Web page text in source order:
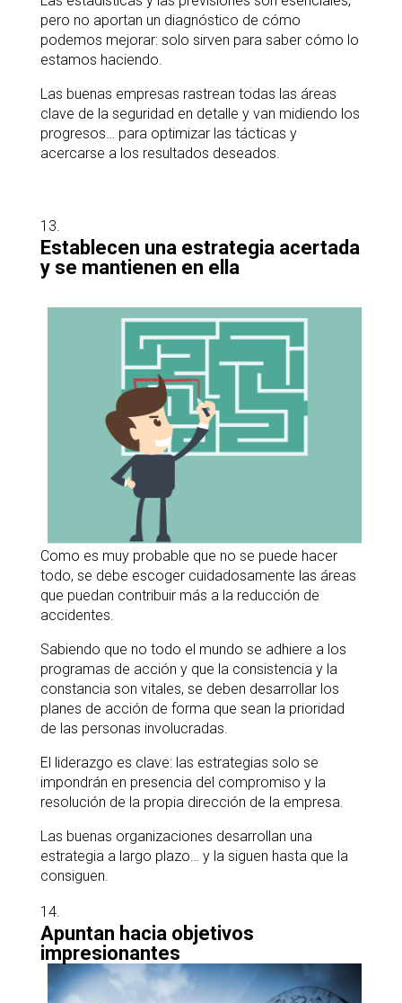
pero no aportan un diagnóstico de cómo
podemos mejorar: solo sirven para saber cómo lo
estamos haciendo.
Las buenas empresas rastrean todas las áreas
clave de la seguridad en detalle y van midiendo los
progresos… para optimizar las tácticas y
acercarse a los resultados deseados.
Establecen una estrategia acertada
y se mantienen en ella
Como es muy probable que no se puede hacer
todo, se debe escoger cuidadosamente las áreas
que puedan contribuir más a la reducción de
accidentes.
Sabiendo que no todo el mundo se adhiere a los
programas de acción y que la consistencia y la
constancia son vitales, se deben desarrollar los
planes de acción de forma que sean la prioridad
de las personas involucradas.
El liderazgo es clave: las estrategias solo se
impondrán en presencia del compromiso y la
resolución de la propia dirección de la empresa.
Las buenas organizaciones desarrollan una
estrategia a largo plazo… y la siguen hasta que la
consiguen.
Apuntan hacia objetivos
impresionantes